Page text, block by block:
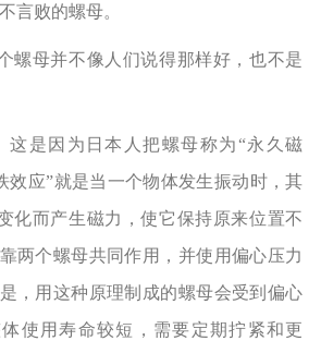
言败的螺母。
螺母并不像人们说得那样好，也不是
这是因为日本人把螺母称为“永久磁
效应”就是当一个物体发生振动时，其
化而产生磁力，使它保持原来位置不
两个螺母共同作用，并使用偏心压力
，用这种原理制成的螺母会受到偏心
使用寿命较短，需要定期拧紧和更